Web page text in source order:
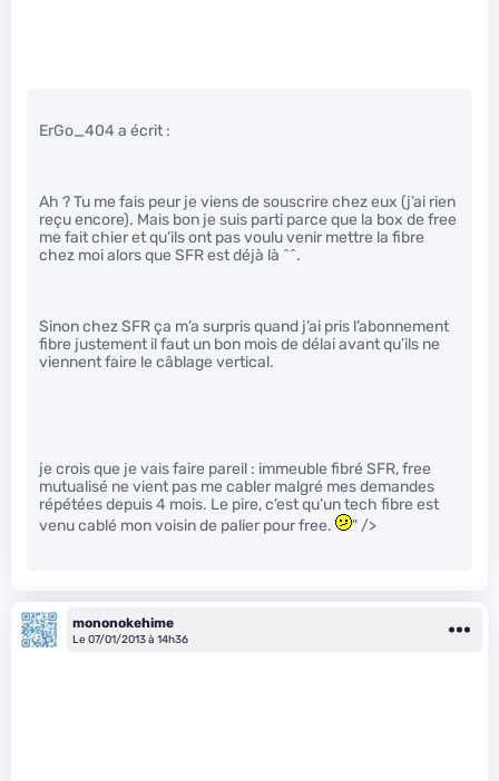
ErGo_404 a écrit :
Ah ? Tu me fais peur je viens de souscrire chez eux (j’ai rien
reçu encore). Mais bon je suis parti parce que la box de free
me fait chier et qu’ils ont pas voulu venir mettre la fibre
chez moi alors que SFR est déjà là ^^.
Sinon chez SFR ça m’a surpris quand j’ai pris l’abonnement
fibre justement il faut un bon mois de délai avant qu’ils ne
viennent faire le câblage vertical.
je crois que je vais faire pareil : immeuble fibré SFR, free
mutualisé ne vient pas me cabler malgré mes demandes
répétées depuis 4 mois. Le pire, c’est qu’un tech fibre est
venu cablé mon voisin de palier pour free.
" />
mononokehime
Le 07/01/2013 à 14h36